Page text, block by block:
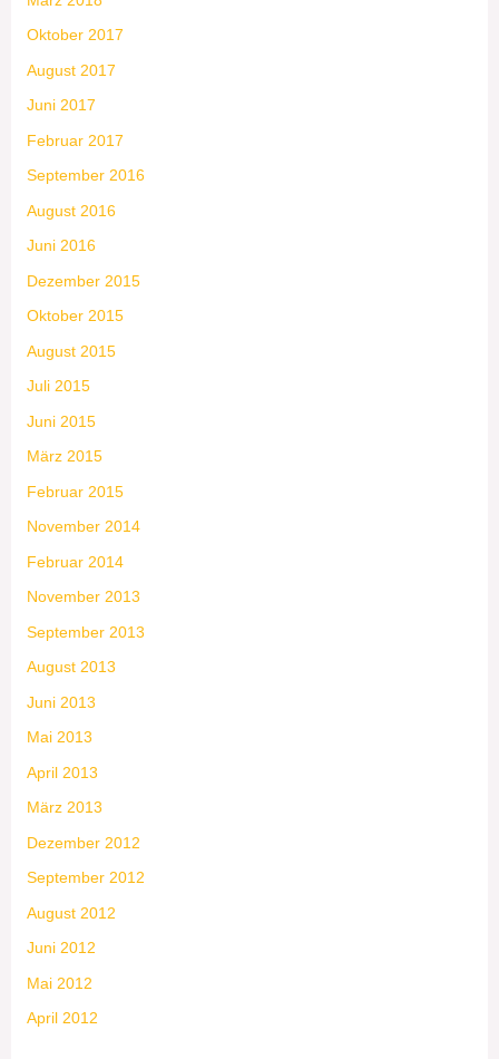
Oktober 2017
August 2017
Juni 2017
Februar 2017
September 2016
August 2016
Juni 2016
Dezember 2015
Oktober 2015
August 2015
Juli 2015
Juni 2015
März 2015
Februar 2015
November 2014
Februar 2014
November 2013
September 2013
August 2013
Juni 2013
Mai 2013
April 2013
März 2013
Dezember 2012
September 2012
August 2012
Juni 2012
Mai 2012
April 2012